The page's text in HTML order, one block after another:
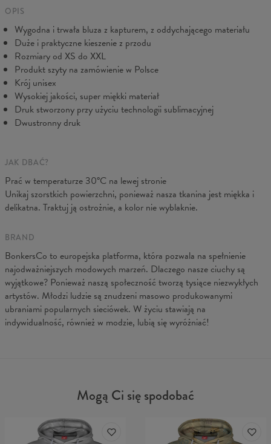
Mierzone na płasko
CM XS S M L XL XXL
XXXL
A - Długość
65 67 69
B - Sz. klatki
C - Długość ręk.
61 62 63
OPIS
Wygodna i trwała bluza z kapturem, z oddychającego materiału
Duże i praktyczne kieszenie z przodu
Rozmiary od XS do XXL
Produkt szyty na zamówienie w Polsce
Krój unisex
Wysokiej jakości, super miękki materiał
Druk stworzony przy użyciu technologii sublimacyjnej
Dwustronny druk
JAK DBAĆ?
Prać w temperaturze 30°C na lewej stronie
Unikaj szorstkich powierzchni, ponieważ nasza tkanina jest miękka i
delikatna. Traktuj ją ostrożnie, a kolor nie wyblaknie.
BRAND
BonkersCo to europejska platforma, która pozwala na spełnienie
najodważniejszych modowych marzeń. Dlaczego nasze ciuchy są
wyjątkowe? Ponieważ naszą społeczność tworzą tysiące niezwykłych
artystów. Młodzi ludzie są znudzeni masowo produkowanymi
ubraniami popularnych sieciówek. W życiu stawiają na
indywidualność, również w modzie, lubią się wyróżniać!
Mogą Ci się spodobać